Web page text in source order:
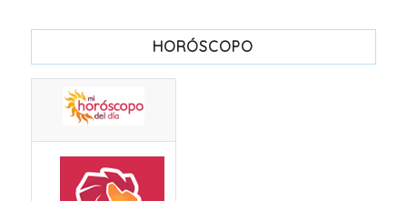
HORÓSCOPO